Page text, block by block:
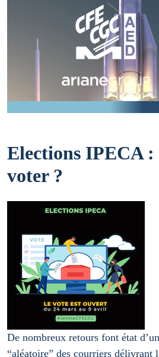
Elections IPECA
voter ?
De nombreux retours font état
“aléatoire” des courriers délivrant